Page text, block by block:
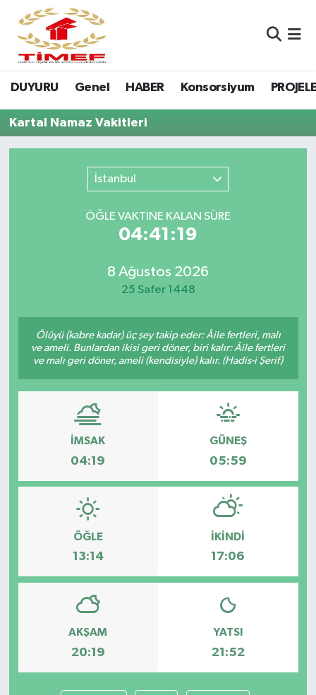
DUYURU Genel HABER Konsorsiyum
Kartal Namaz Vakitleri
İstanbul
ÖĞLE VAKTİNE KALAN SÜRE
04:41:19
8 Ağustos 2026
25 Safer 1448
Ölüyü (kabre kadar) üç şey takip eder: Âile fertleri, malı
ve ameli. Bunlardan ikisi geri döner, biri kalır: Âile fertleri
ve malı geri döner, ameli (kendisiyle) kalır. (Hadis-i Şerif)
İMSAK
04:19
GÜNEŞ
05:59
ÖĞLE
13:14
İKINDI
17:06
AKŞAM
20:19
YATSI
21:52
Anasayfa Kutu
Anasayfa Manşet
Canlı Yayın
Konsorsiyum
PROJECTS
PROJELER
YEREL MEDYA RAPORU
Nöbetçi Eczaneler
Hava Durumu
Namaz Vakitleri
Tüm Manşetler
Son Dakika Haberleri